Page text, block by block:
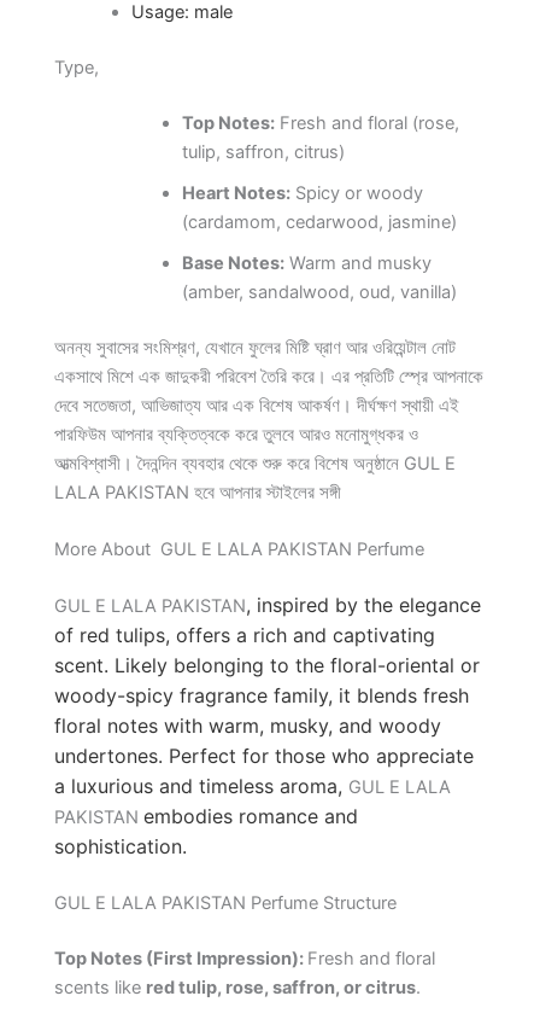
Usage: male
Type,
Top Notes:Fresh and floral (rose,
tulip, saffron, citrus)
Heart Notes:Spicy or woody
(cardamom, cedarwood, jasmine)
Base Notes:Warm and musky
(amber, sandalwood, oud, vanilla)
অনন্য সুবাসের সংমিশ্রণ, যেখানে ফুলের মিষ্টি ঘ্রাণ আর ওরিয়েন্টাল নোট
একসাথে মিশে এক জাদুকরী পরিবেশ তৈরি করে। এর প্রতিটি স্প্রে আপনাকে
দেবে সতেজতা, আভিজাত্য আর এক বিশেষ আকর্ষণ। দীর্ঘক্ষণ স্থায়ী এই
পারফিউম আপনার ব্যক্তিত্বকে করে তুলবে আরও মনোমুগ্ধকর ও
আত্মবিশ্বাসী। দৈনন্দিন ব্যবহার থেকে শুরু করে বিশেষ অনুষ্ঠানে GUL E
LALA PAKISTAN হবে আপনার স্টাইলের সঙ্গী
More About GUL E LALA PAKISTAN Perfume
GUL E LALA PAKISTAN, inspired by the elegance
of red tulips, offers a rich and captivating
scent. Likely belonging to the floral-oriental or
woody-spicy fragrance family, it blends fresh
floral notes with warm, musky, and woody
undertones. Perfect for those who appreciate
a luxurious and timeless aroma, GUL E LALA
PAKISTAN embodies romance and
sophistication.
GUL E LALA PAKISTAN Perfume Structure
Top Notes (First Impression): Fresh and floral
scents like red tulip, rose, saffron, or citrus.